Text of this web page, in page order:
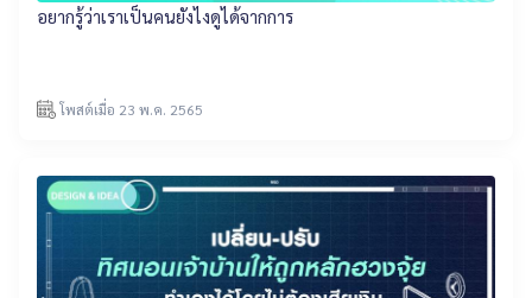
อยากรู้ว่าเราเป็นคนยังไงดูได้จากการ
โพสต์เมื่อ 23 พ.ค. 2565